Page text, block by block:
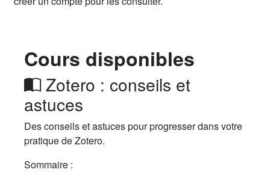
Cours disponibles
Zotero : conseils et
astuces
Des conseils et astuces pour progresser dans votre
pratique de Zotero.
Sommaire :